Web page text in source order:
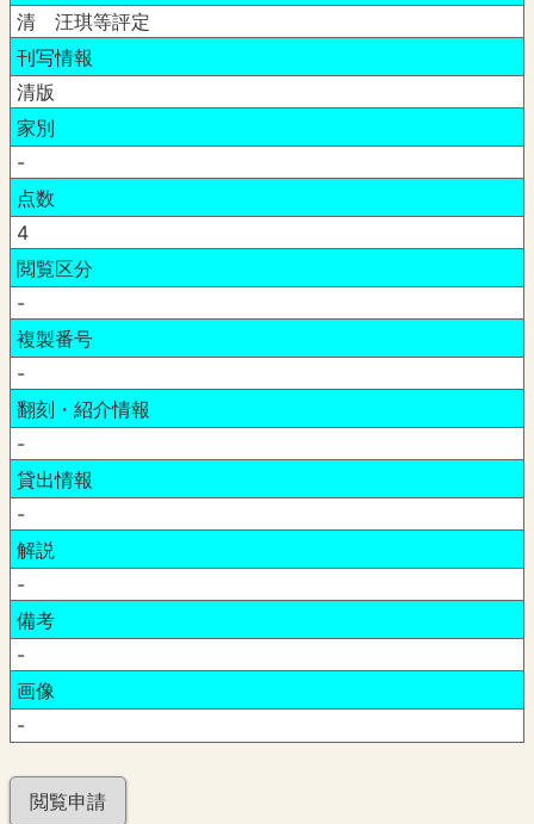
清 汪琪等評定
刊写情報
清版
家別
-
点数
4
閲覧区分
-
複製番号
-
翻刻・紹介情報
-
貸出情報
-
解説
-
備考
-
画像
-
閲覧申請